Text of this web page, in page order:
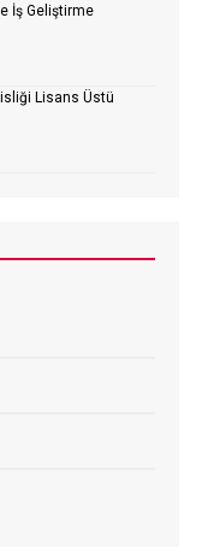
İş Geliştirme
Lisans Üstü